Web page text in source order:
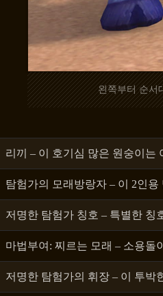
왼쪽부터 순서
리끼 – 이 호기심 많은 원숭이는
탐험가의 모래방랑자 – 이 2인
저명한 탐험가 칭호 – 특별한 칭
마법부여: 찌르는 모래 – 소용돌
저명한 탐험가의 휘장 – 이 투박